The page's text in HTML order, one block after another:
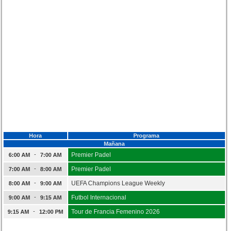
Hora
Programa
Mañana
6:00 AM
- 7:00 AM Premier Padel
7:00 AM - 8:00 AM Premier Padel
8:00 AM - 9:00 AM UEFA Champions League Weekly
9:00 AM - 9:15 AM Futbol Internacional
9:15 AM - 12:00 PM Tour de Francia Femenino 2026